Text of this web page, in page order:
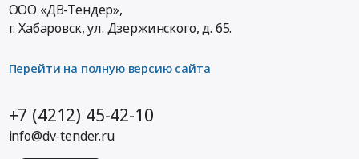
ООО «ДВ-Тендер»,
г. Хабаровск,ул. Дзержинского, д. 65.
Перейти на полную версию сайта
+7 (4212) 45-42-10
info@dv-tender.ru